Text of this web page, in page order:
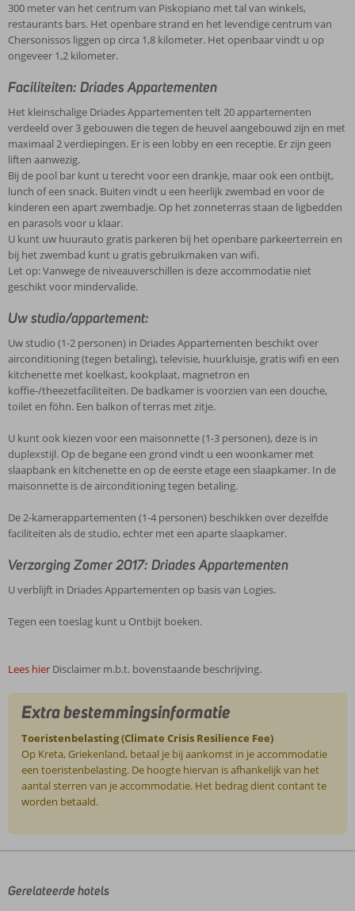
300 meter van het centrum van Piskopiano met tal van winkels,
restaurants bars. Het openbare strand en het levendige centrum van
Chersonissos liggen op circa 1,8 kilometer. Het openbaar vindt u op
ongeveer 1,2 kilometer.
Faciliteiten: Driades Appartementen
Het kleinschalige Driades Appartementen telt 20 appartementen
verdeeld over 3 gebouwen die tegen de heuvel aangebouwd zijn en met
maximaal 2 verdiepingen. Er is een lobby en een receptie. Er zijn geen
liften aanwezig.
Bij de pool bar kunt u terecht voor een drankje, maar ook een ontbijt,
lunch of een snack. Buiten vindt u een heerlijk zwembad en voor de
kinderen een apart zwembadje. Op het zonneterras staan de ligbedden
en parasols voor u klaar.
U kunt uw huurauto gratis parkeren bij het openbare parkeerterrein en
bij het zwembad kunt u gratis gebruikmaken van wifi.
Let op: Vanwege de niveauverschillen is deze accommodatie niet
geschikt voor mindervalide.
Uw studio/appartement:
Uw studio (1-2 personen) in Driades Appartementen beschikt over
airconditioning (tegen betaling), televisie, huurkluisje, gratis wifi en een
kitchenette met koelkast, kookplaat, magnetron en
koffie-/theezetfaciliteiten. De badkamer is voorzien van een douche,
toilet en föhn. Een balkon of terras met zitje.
U kunt ook kiezen voor een maisonnette (1-3 personen), deze is in
duplexstijl. Op de begane een grond vindt u een woonkamer met
slaapbank en kitchenette en op de eerste etage een slaapkamer. In de
maisonnette is de airconditioning tegen betaling.
De 2-kamerappartementen (1-4 personen) beschikken over dezelfde
faciliteiten als de studio, echter met een aparte slaapkamer.
Verzorging Zomer 2017: Driades Appartementen
U verblijft in Driades Appartementen op basis van Logies.
Tegen een toeslag kunt u Ontbijt boeken.
Lees hier Disclaimer m.b.t. bovenstaande beschrijving.
Extra bestemmingsinformatie
Toeristenbelasting (Climate Crisis Resilience Fee)
Op Kreta, Griekenland, betaal je bij aankomst in je accommodatie
een toeristenbelasting. De hoogte hiervan is afhankelijk van het
aantal sterren van je accommodatie. Het bedrag dient contant te
worden betaald.
door
Gerelateerde hotels